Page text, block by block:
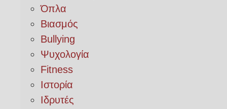
Όπλα
Βιασμός
Bullying
Ψυχολογία
Fitness
Ιστορία
Ιδρυτές